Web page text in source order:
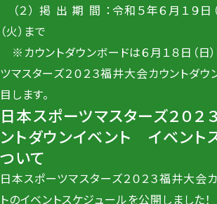
（２） 掲 出 期 間 ：令和５年６月１９日
（火）まで
※カウントダウンボードは６月１８日（日
ツマスターズ２０２３福井大会カウントダウ
目します。
日本スポーツマスターズ２０２
ントダウンイベント イベント
ついて
日本スポーツマスターズ２０２３福井大会
トのイベントスケジュールを公開しました！